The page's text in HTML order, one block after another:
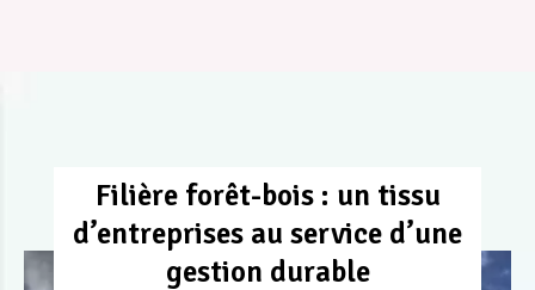
Filière forêt-bois : un tissu
d’entreprises au service d’une
gestion durable